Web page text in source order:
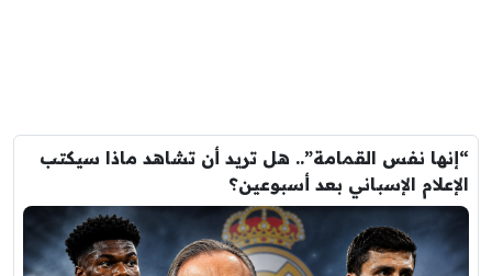
“إنها نفس القمامة”.. هل تريد أن تشاهد ماذا سيكتب
الإعلام الإسباني بعد أسبوعين؟